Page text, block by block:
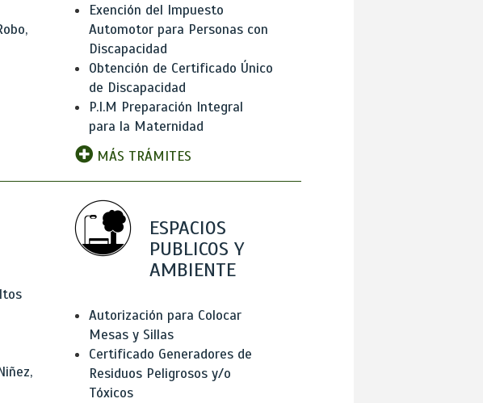
Exención del Impuesto
Automotor para Personas con
Discapacidad
Obtención de Certificado Único
de Discapacidad
P.I.M Preparación Integral
para la Maternidad
MÁS TRÁMITES
ESPACIOS
PUBLICOS Y
AMBIENTE
Autorización para Colocar
Mesas y Sillas
Certificado Generadores de
Residuos Peligrosos y/o
Tóxicos